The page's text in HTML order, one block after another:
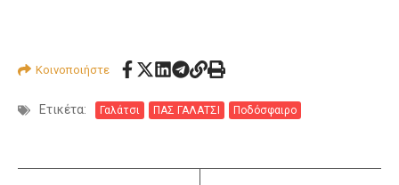
Κοινοποιήστε
Ετικέτα: Γαλάτσι ΠΑΣ ΓΑΛΑΤΣΙ Ποδόσφαιρο